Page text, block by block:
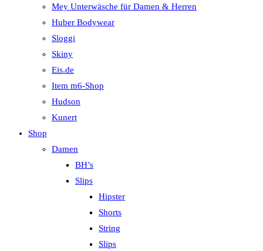
Mey Unterwäsche für Damen & Herren
Huber Bodywear
Sloggi
Skiny
Eis.de
Item m6-Shop
Hudson
Kunert
Shop
Damen
BH’s
Slips
Hipster
Shorts
String
Slips